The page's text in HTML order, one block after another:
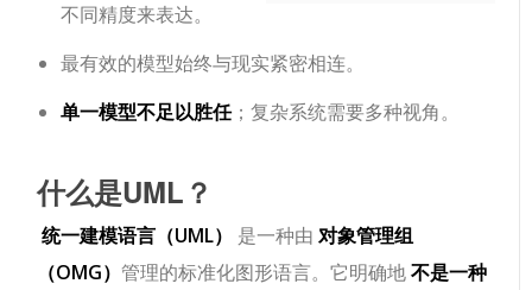
不同精度来表达。
最有效的模型始终与现实紧密相连。
单一模型不足以胜任；复杂系统需要多种视角。
什么是UML？
统一建模语言（UML） 是一种由对象管理组
（OMG）管理的标准化图形语言。它明确地不是一种